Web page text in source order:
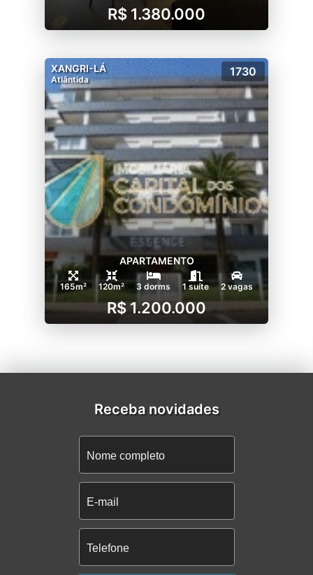
R$ 1.380.000
XANGRI-LÁ
Atlântida
1730
APARTAMENTO
165m² 120m² 3 dorms 1 suíte 2 vagas
R$ 1.200.000
Receba novidades